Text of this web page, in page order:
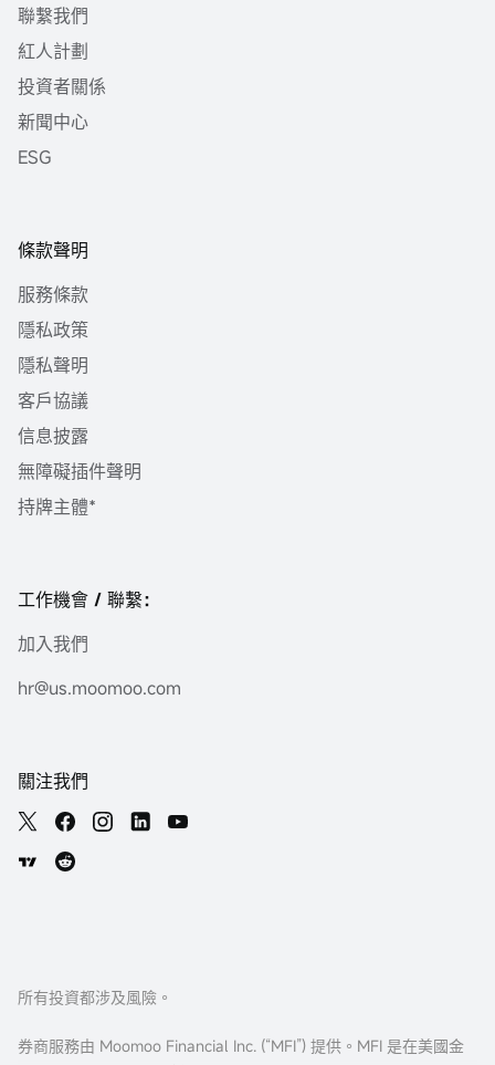
聯繫我們
紅人計劃
投資者關係
新聞中心
ESG
條款聲明
服務條款
隱私政策
隱私聲明
客戶協議
信息披露
無障礙插件聲明
持牌主體*
工作機會 / 聯繫：
加入我們
hr@us.moomoo.com
關注我們
所有投資都涉及風險。
券商服務由 Moomoo Financial Inc. (“MFI”) 提供。MFI 是在美國金